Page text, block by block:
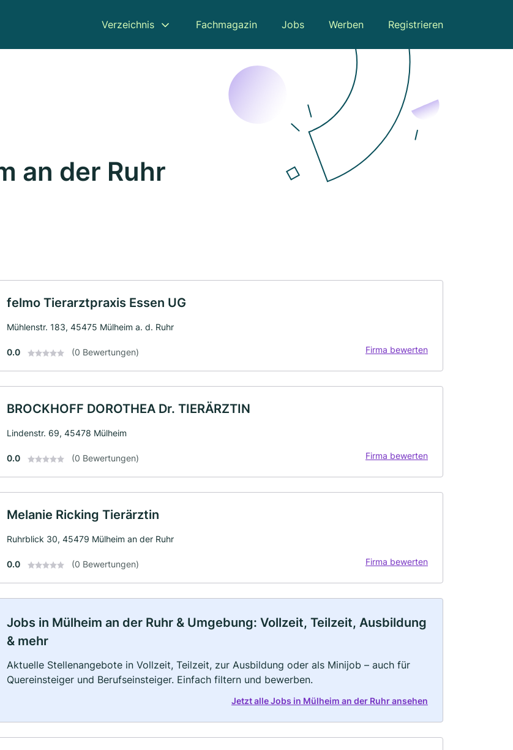
Verzeichnis Fachmagazin Jobs Werben Registrieren
an der Ruhr
felmo Tierarztpraxis Essen UG
Mühlenstr. 183, 45475 Mülheim a. d. Ruhr
0.0 (0 Bewertungen) Firma bewerten
BROCKHOFF DOROTHEA Dr. TIERÄRZTIN
Lindenstr. 69, 45478 Mülheim
0.0 (0 Bewertungen) Firma bewerten
Melanie Ricking Tierärztin
Ruhrblick 30, 45479 Mülheim an der Ruhr
0.0 (0 Bewertungen) Firma bewerten
Jobs in Mülheim an der Ruhr & Umgebung: Vollzeit, Teilzeit, Ausbildung
& mehr
Aktuelle Stellenangebote in Vollzeit, Teilzeit, zur Ausbildung oder als Minijob – auch für
Quereinsteiger und Berufseinsteiger. Einfach filtern und bewerben.
Jetzt alle Jobs in Mülheim an der Ruhr ansehen